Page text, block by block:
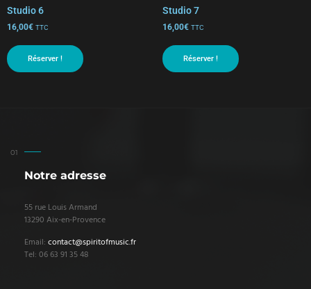
Studio 6
16,00€ TTC
Réserver !
Studio 7
16,00€ TTC
Réserver !
Notre adresse
55 rue Louis Armand
13290 Aix-en-Provence
Email: contact@spiritofmusic.fr
Tel: 06 63 91 35 48